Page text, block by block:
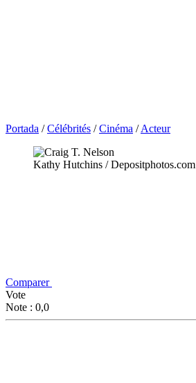
Portada /Célébrités /Cinéma /Acteur
Kathy Hutchins / Depositphotos.com
Comparer
Vote
Note : 0,0